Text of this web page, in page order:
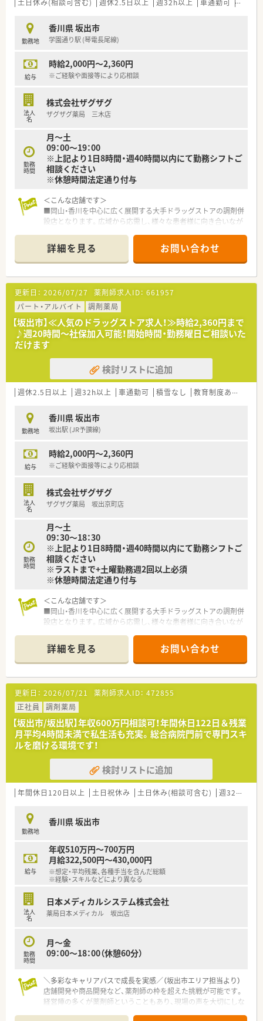
■患者様一人ひとりの気持ちに寄り添いながら、明るく親身なコ
ミュニケーションを大切にして業務に取り組める方を歓迎しま
す。
【法人特徴について】
■香川県坂出市と観音寺市にそれぞれ1店舗ずつの計2店舗を運
■どの世代の方にとっても利用しやすい薬局を目指しており、患
者様にとって親しみやすく何でも相談できる環境づくりが特徴
■オンラインでの処方箋送付受付や服薬指導などの便利なITサ
ービスを積極的に導入し、時代の変化に合わせた柔軟な運営をし
ています。
【想定される業務内容】
速な調剤業務をメインとして日々の業務をご担当をしていただ
きます。
■調剤されたお薬の調剤過誤を防ぐための入念な監査業務を行
い、患者様へ安全にお薬を届けるための重要な役割を担います。
■患者様に対してお薬の正しい飲み方や効果を分かりやすく説
明し、不安や疑問を解消するための丁寧な服薬指導を行います。
土日休み(相談可含む) 週休2.5日以上 週32h以上 車通勤可 積雪な
勤務地
香川県 坂出市
学園通り駅 (琴電長尾線)
給与
時給2,000円～2,360円
※ご経験や面接等により応相談
法人
名
株式会社ザグザグ
ザグザグ薬局 三木店
勤務
時間
月～土
09：00～19：00
※上記より1日8時間・週40時間以内にて勤務シフトご
相談ください
※休憩時間法定通り付与
＜こんな店舗です＞
■岡山・香川を中心に広く展開する大手ドラッグストアの調剤併
設店となります。広域から応需し、様々な患者様に向き合いなが
■大手チェーンならではの福利厚生、調剤設備、教育制度が整い
お仕事しやすい環境です。
■広域からの処方箋に対応している店舗です。枚数は比較的落
ち着いており、ゆったりとお仕事することが可能です。
〈会社の特徴〉
■中四国に200店舗以上展開する大手ドラッグストアです。さら
に増加中で成長性がある企業です。
■近年、関西方面にも店舗展開をしています。
■ドラッグストア併設調剤薬局を40店舗以上展開。
■店舗拡大に伴いキャリアアップできるポジションが多数あり！
頑張り次第で高給与も可能！
■日用品から医薬品・化粧品まで、従業員割引制度など支出を減
らせる嬉しいメリットもたくさんあります！
■「暮らしに役立つことなら何でも取り組もう」をモットーに、
■設備機器を全店舗統一しており、分包機・軟膏ねり機・PTP除包
機の他にバーコード照合監査システムを全店に導入していま
す。
定が立てやすい環境が整っています。
■研修講師や在宅の推進、リクルーターなど、興味があれば調剤
20～25枚程度になるように配置されてます。
余裕をもった人員配置で患者さまの対応にしっかりと時間を
＜こんな方にオススメ＞
■調剤業務をメインとし服薬指導とともにOTC商材の提案もし
たい方
■生活に密着したアドバイスができる薬剤師になりたい方
■調剤業務とOTC業務の両方に興味があり、薬剤師としての幅を
■店舗の皆で目標に向かってがんばりたい方
詳細を見る お問い合わせ
更新日： 2026/07/27 薬剤師求人ID： 661957
パート・アルバイト
調剤薬局
【坂出市】≪人気のドラッグストア求人！≫時給2,360円まで
♪週20時間～社保加入可能！開始時間・勤務曜日ご相談いた
だけます
検討リストに追加
週休2.5日以上 週32h以上 車通勤可 積雪なし 教育制度あり
勤務地
香川県 坂出市
坂出駅 (JR予讃線)
給与
時給2,000円～2,360円
※ご経験や面接等により応相談
法人
名
株式会社ザグザグ
ザグザグ薬局 坂出京町店
勤務
時間
月～土
09：30～18：30
※上記より1日8時間・週40時間以内にて勤務シフトご
相談ください
※ラストまで+土曜勤務週2回以上必須
※休憩時間法定通り付与
＜こんな店舗です＞
■岡山・香川を中心に広く展開する大手ドラッグストアの調剤併
設店となります。広域から応需し、様々な患者様に向き合いなが
■大手チェーンならではの福利厚生、調剤設備、教育制度が整い
お仕事しやすい環境です。
■広域からの処方箋に対応している店舗です。枚数は比較的落
ち着いており、ゆったりとお仕事することが可能です。
〈会社の特徴〉
■中四国に200店舗以上展開する大手ドラッグストアです。さら
に増加中で成長性がある企業です。
■近年、関西方面にも店舗展開をしています。
■ドラッグストア併設調剤薬局を40店舗以上展開。
■店舗拡大に伴いキャリアアップできるポジションが多数あり！
頑張り次第で高給与も可能！
■日用品から医薬品・化粧品まで、従業員割引制度など支出を減
らせる嬉しいメリットもたくさんあります！
■「暮らしに役立つことなら何でも取り組もう」をモットーに、
機の他にバーコード照合監査システムを全店に導入していま
■月3日まで希望休を出すことが出来るため、プライベートの予
定が立てやすい環境が整っています。
■研修講師や在宅の推進、リクルーターなど、興味があれば調剤
以外の取組に参加することができます。
20～25枚程度になるように配置されてます。
余裕をもった人員配置で患者さまの対応にしっかりと時間を
使うことができます。
＜こんな方にオススメ＞
■調剤業務をメインとし服薬指導とともにOTC商材の提案もし
■調剤業務とOTC業務の両方に興味があり、薬剤師としての幅を
広げたい方
■店舗の皆で目標に向かってがんばりたい方
詳細を見る お問い合わせ
更新日： 2026/07/21 薬剤師求人ID： 472855
正社員
調剤薬局
【坂出市/坂出駅】年収600万円相談可！年間休日122日＆残業
月平均4時間未満で私生活も充実。総合病院門前で専門スキ
ルを磨ける環境です！
検討リストに追加
年間休日120日以上 土日祝休み 土日休み(相談可含む) 週32h以上
勤務地
香川県 坂出市
給与
年収510万円～700万円
月給322,500円～430,000円
※想定・平均残業、各種手当を含んだ総額
※経験・スキルなどにより異なる
法人
名
日本メディカルシステム株式会社
薬局日本メディカル 坂出店
勤務
時間
月～金
09：00～18：00（休憩60分）
＼多彩なキャリアパスで成長を実感／（坂出市エリア担当より）
店舗開発や商品開発など、薬剤師の枠を超えた挑戦が可能です。
経営陣の多くが薬剤師ということもあり、現場の声を大切にしな